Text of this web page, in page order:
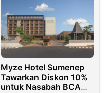
Myze Hotel Sumenep
Tawarkan Diskon 10%
untuk Nasabah BCA